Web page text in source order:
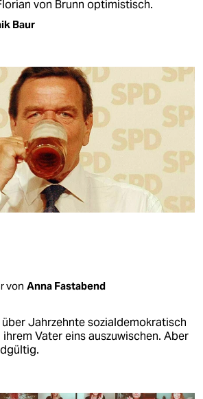
von Brunn optimistisch.
Baur
von Anna Fastabend
Jahrzehnte sozialdemokratisch
Vater eins auszuwischen. Aber